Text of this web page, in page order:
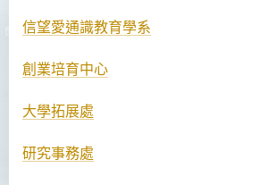
信望愛通識教育學系
創業培育中心
大學拓展處
研究事務處